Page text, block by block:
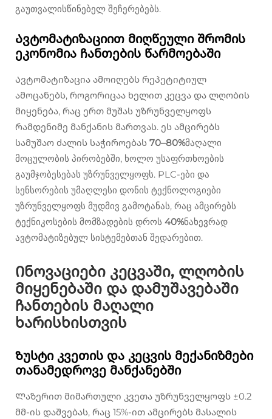
გაუთვალისწინებელ შეჩერებებს.
Ავტომატიზაციით მიღწეული შრომის
ეკონომია ჩანთების წარმოებაში
Ავტომატიზაცია ამოიღებს რეპეტიტიულ
ამოცანებს, როგორიცაა ხელით კეცვა და ლღობის
მიყენება, რაც ერთ მუშას უზრუნველყოფს
რამდენიმე მანქანის მართვას. ეს ამცირებს
სამუშაო ძალის საჭიროებას 70–80%მაღალი
მოცულობის პირობებში, ხოლო უსაფრთხოების
გაუმჯობესებას უზრუნველყოფს. PLC-ები და
სენსორების უმაღლესი დონის ტექნოლოგიები
უზრუნველყოფს მუდმივ გამოტანას, რაც ამცირებს
ტექნიკოსების მომზადების დროს 40%ნახევრად
ავტომატიზებულ სისტემებთან შედარებით.
Ინოვაციები კეცვაში, ლღობის
მიყენებაში და დამუშავებაში
ჩანთების მაღალი
ხარისხისთვის
Ზუსტი კვეთის და კეცვის მექანიზმები
თანამედროვე მანქანებში
Ლაზერით მიმართული კვეთა უზრუნველყოფს ±0.2
მმ-ის დაშვებას, რაც 15%-ით ამცირებს მასალის